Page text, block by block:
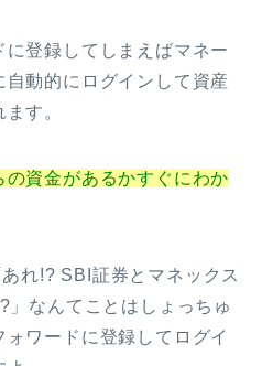
登録してしまえばマネー
動的にログインして資産
す。
の資金があるかすぐにわか
れ!? SBI証券とマネックス
」なんてことはしょっちゅ
ワードに登録してログイ